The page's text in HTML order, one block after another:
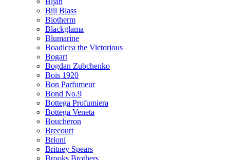
Bill Blass
Biotherm
Blackglama
Blumarine
Boadicea the Victorious
Bogart
Bogdan Zubchenko
Bois 1920
Bon Parfumeur
Bond No.9
Bottega Profumiera
Bottega Veneta
Boucheron
Brecourt
Brioni
Britney Spears
Brooks Brothers